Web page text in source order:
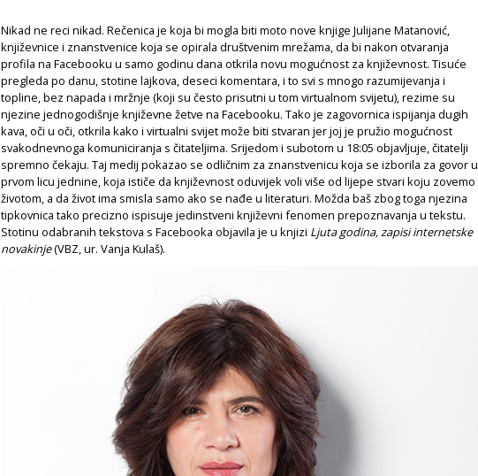
Nikad ne reci nikad. Rečenica je koja bi mogla biti moto nove knjige Julijane Matanović,
književnice i znanstvenice koja se opirala društvenim mrežama, da bi nakon otvaranja
profila na Facebooku u samo godinu dana otkrila novu mogućnost za književnost. Tisuće
pregleda po danu, stotine lajkova, deseci komentara, i to svi s mnogo razumijevanja i
topline, bez napada i mržnje (koji su često prisutni u tom virtualnom svijetu), rezime su
njezine jednogodišnje književne žetve na Facebooku. Tako je zagovornica ispijanja dugih
kava, oči u oči, otkrila kako i virtualni svijet može biti stvaran jer joj je pružio mogućnost
svakodnevnoga komuniciranja s čitateljima. Srijedom i subotom u 18:05 objavljuje, čitatelji
spremno čekaju. Taj medij pokazao se odličnim za znanstvenicu koja se izborila za govor u
prvom licu jednine, koja ističe da književnost oduvijek voli više od lijepe stvari koju zovemo
životom, a da život ima smisla samo ako se nađe u literaturi. Možda baš zbog toga njezina
tipkovnica tako precizno ispisuje jedinstveni književni fenomen prepoznavanja u tekstu.
Stotinu odabranih tekstova s Facebooka objavila je u knjizi Ljuta godina, zapisi internetske
novakinje(VBZ, ur. Vanja Kulaš).